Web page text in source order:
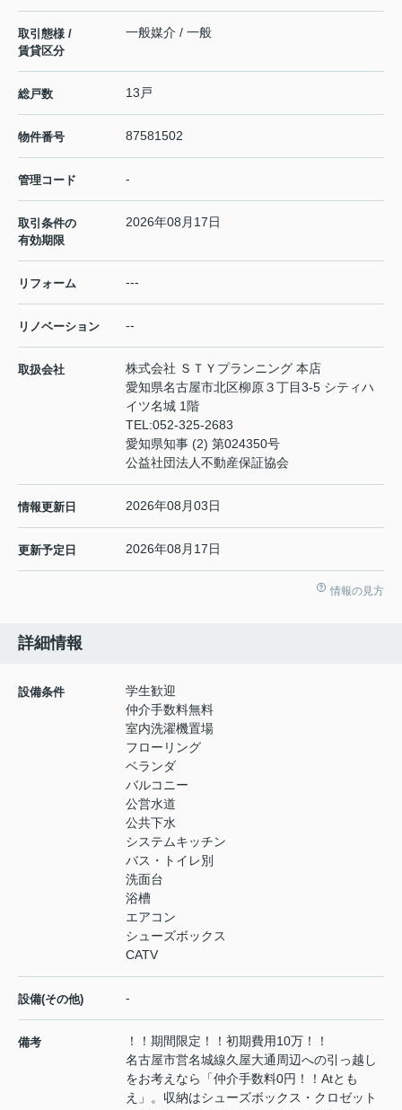
取引態様 /
賃貸区分
一般媒介 / 一般
総戸数 13戸
物件番号 87581502
管理コード -
取引条件の
有効期限
2026年08月17日
リフォーム ---
リノベーション --
取扱会社
株式会社 ＳＴＹプランニング 本店
愛知県名古屋市北区柳原３丁目3-5 シティハ
イツ名城 1階
TEL:052-325-2683
愛知県知事 (2) 第024350号
公益社団法人不動産保証協会
情報更新日 2026年08月03日
更新予定日 2026年08月17日
情報の見方
詳細情報
設備条件
学生歓迎
仲介手数料無料
室内洗濯機置場
フローリング
ベランダ
バルコニー
公営水道
公共下水
システムキッチン
バス・トイレ別
洗面台
浴槽
エアコン
シューズボックス
CATV
設備(その他) -
備考
！！期間限定！！初期費用10万！！
名古屋市営名城線久屋大通周辺への引っ越し
をお考えなら「仲介手数料0円！！Atとも
え」。収納はシューズボックス・クロゼット